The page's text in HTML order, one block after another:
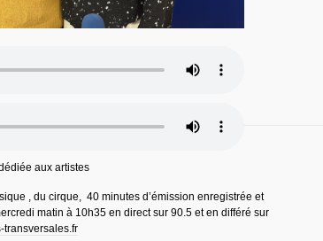
aux artistes
, du cirque, 40 minutes d’émission enregistrée et
matin à 10h35 en direct sur 90.5 et en différé sur
transversales.fr